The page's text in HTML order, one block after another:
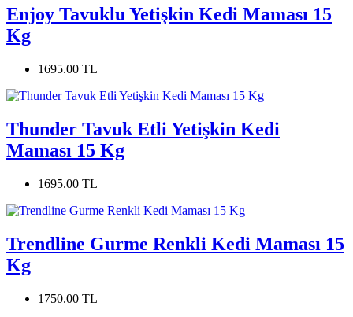
Enjoy Tavuklu Yetişkin Kedi Maması 15
Kg
1695.00 TL
Thunder Tavuk Etli Yetişkin Kedi
Maması 15 Kg
1695.00 TL
Trendline Gurme Renkli Kedi Maması 15
Kg
1750.00 TL